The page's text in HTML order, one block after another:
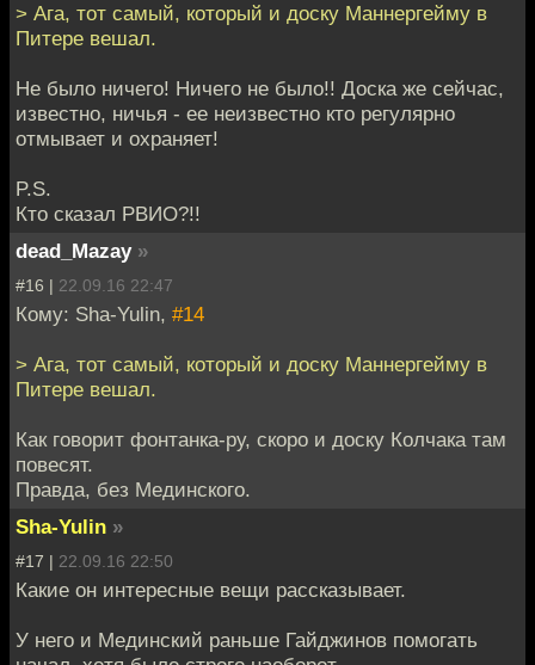
> Ага, тот самый, который и доску Маннергейму в
Питере вешал.
Не было ничего! Ничего не было!! Доска же сейчас,
известно, ничья - ее неизвестно кто регулярно
отмывает и охраняет!
P.S.
Кто сказал РВИО?!!
dead_Mazay »
#16 | 22.09.16 22:47
Кому: Sha-Yulin, #14
> Ага, тот самый, который и доску Маннергейму в
Питере вешал.
Как говорит фонтанка-ру, скоро и доску Колчака там
повесят.
Правда, без Мединского.
Sha-Yulin »
#17 | 22.09.16 22:50
Какие он интересные вещи рассказывает.
У него и Мединский раньше Гайджинов помогать